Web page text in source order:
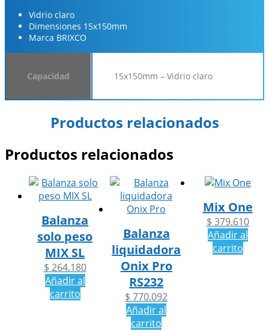
Vidrio claro
Dimensiones 15x150mm
Marca BRIXCO
Capacidad 15x150mm – Vidrio claro
Productos relacionados
Productos relacionados
Balanza
solo peso
MIX SL
$ 264.180
Añadir al
carrito
Balanza
liquidadora
Onix Pro
RS232
$ 770.092
Añadir al
carrito
Mix One
$ 379.610
Añadir al
carrito